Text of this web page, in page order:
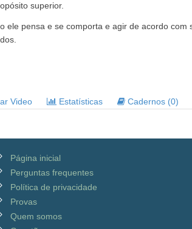
superior.
ele pensa e se comporta e agir de acordo
Video Estatísticas Cadernos (0)
Página inicial
Perguntas frequentes
Política de privacidade
Provas
Quem somos